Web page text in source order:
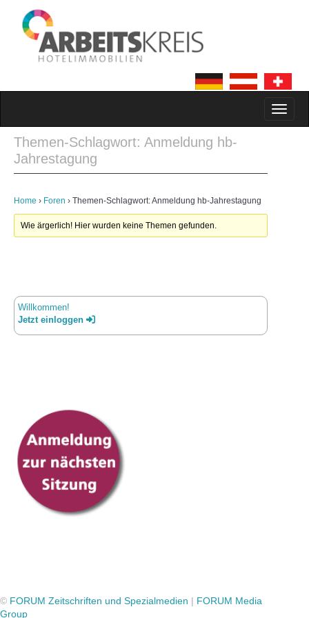
Themen-Schlagwort: Anmeldung hb-
Jahrestagung
Home › Foren › Themen-Schlagwort: Anmeldung hb-Jahrestagung
Wie ärgerlich! Hier wurden keine Themen gefunden.
Willkommen!
Jetzt einloggen
© FORUM Zeitschriften und Spezialmedien | FORUM Media
Group